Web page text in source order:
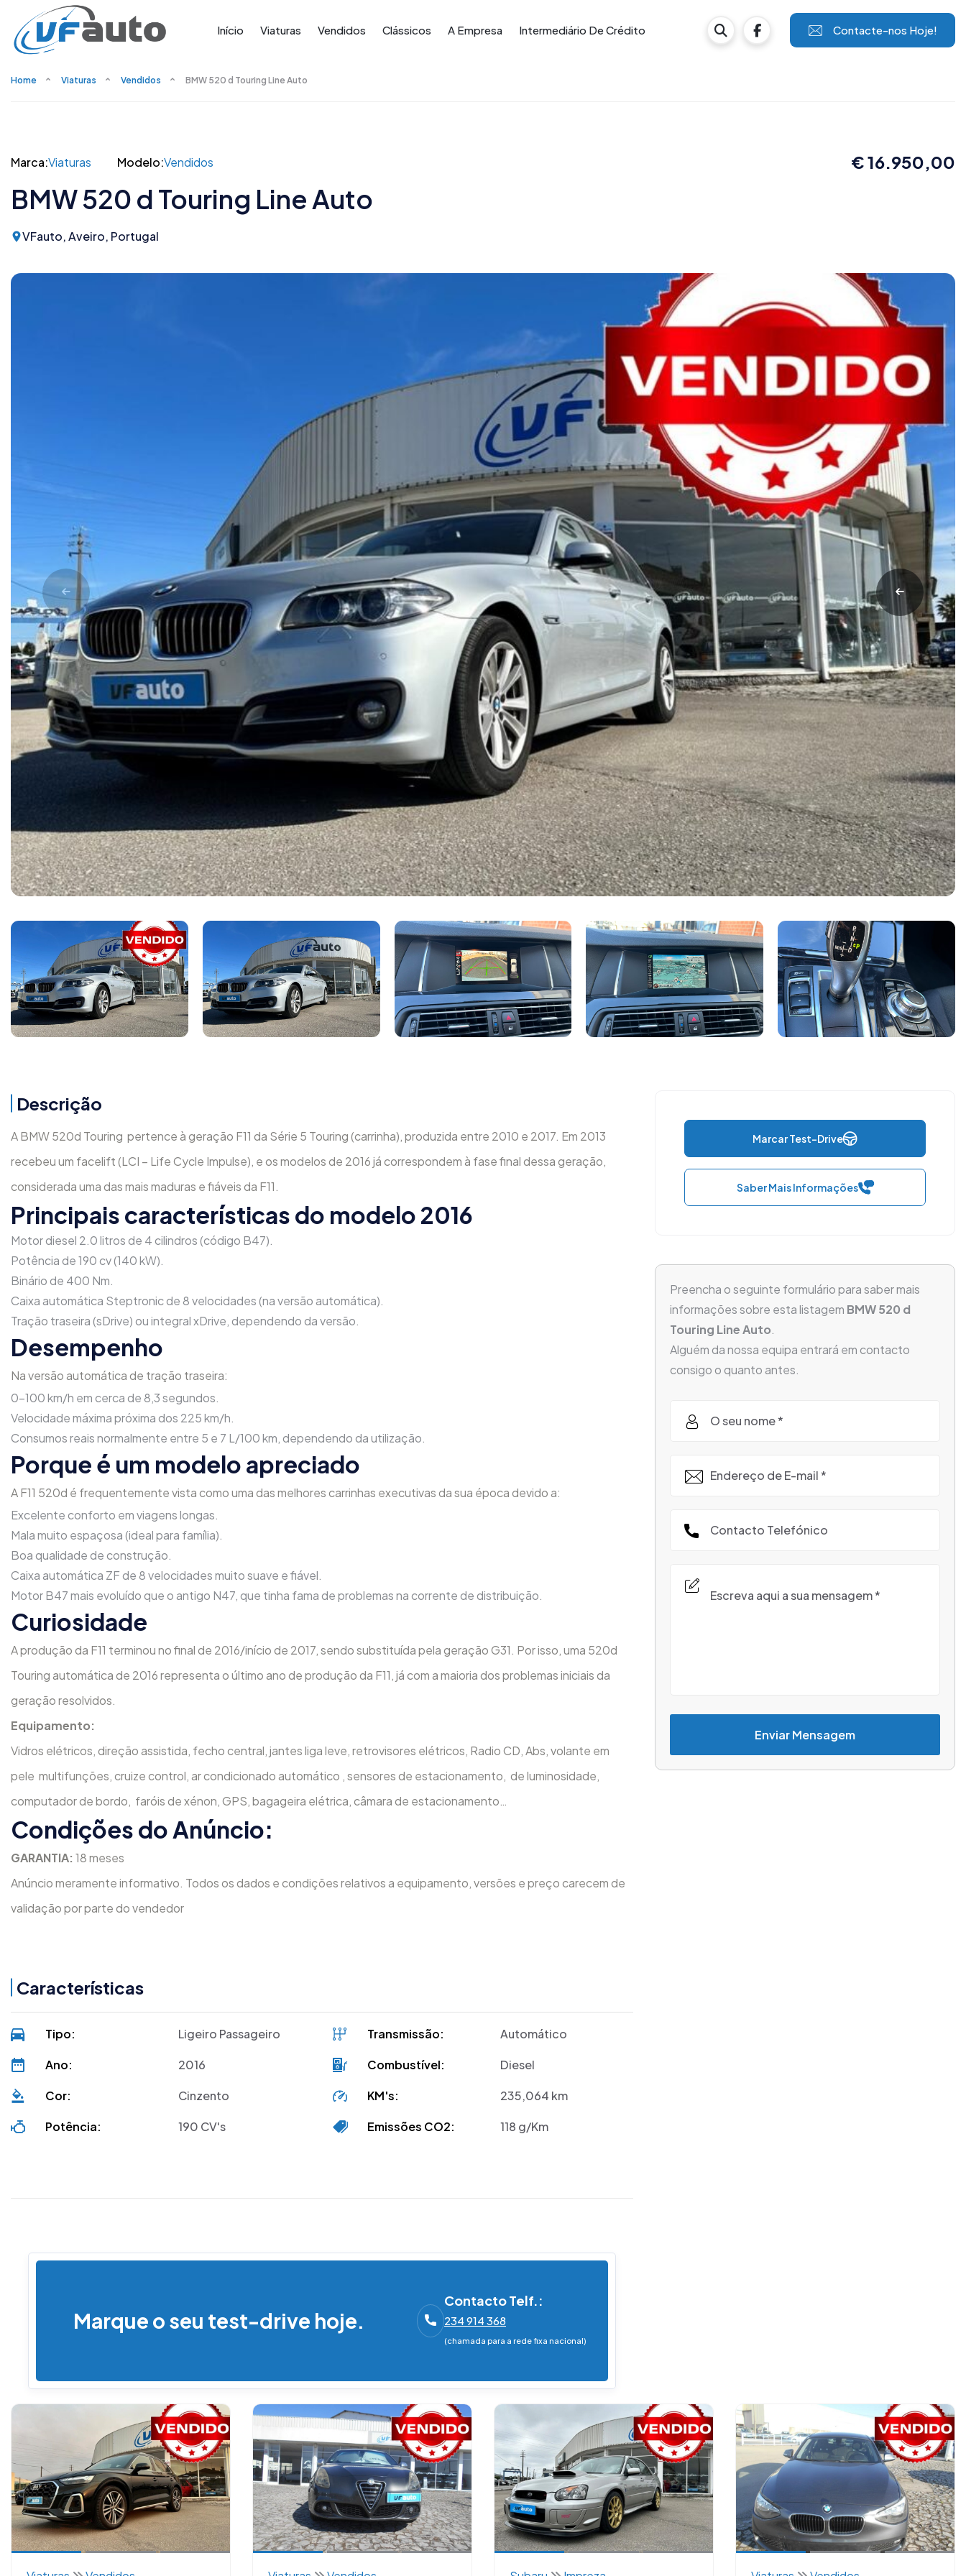
Início Viaturas Vendidos Clássicos A Empresa Intermediário De Crédito Contacte-nos Hoje!
Home Viaturas Vendidos BMW 520 d Touring Line Auto
Marca:Viaturas Modelo:Vendidos
BMW 520 d Touring Line Auto
VFauto, Aveiro, Portugal
€ 16.950,00
Descrição
ABMW 520d Touring pertence à geração F11 da Série 5 Touring (carrinha), produzida entre 2010 e 2017. Em 2013
recebeu um facelift (LCI – Life Cycle Impulse), e os modelos de 2016 já correspondem à fase final dessa geração,
considerada uma das mais maduras e fiáveis da F11.
Principais características do modelo 2016
Motor diesel 2.0 litros de 4 cilindros (código B47).
Potência de 190 cv (140 kW).
Binário de 400 Nm.
Caixa automática Steptronic de 8 velocidades (na versão automática).
Tração traseira (sDrive) ou integral xDrive, dependendo da versão.
Desempenho
Na versão automática de tração traseira:
0-100 km/h em cerca de 8,3 segundos.
Velocidade máxima próxima dos 225 km/h.
Consumos reais normalmente entre 5 e 7 L/100 km, dependendo da utilização.
Porque é um modelo apreciado
A F11 520d é frequentemente vista como uma das melhores carrinhas executivas da sua época devido a:
Excelente conforto em viagens longas.
Mala muito espaçosa (ideal para família).
Boa qualidade de construção.
Caixa automática ZF de 8 velocidades muito suave e fiável.
Motor B47 mais evoluído que o antigo N47, que tinha fama de problemas na corrente de distribuição.
Curiosidade
A produção da F11 terminou no final de 2016/início de 2017, sendo substituída pela geração G31. Por isso, uma 520d
Touring automática de 2016 representa o último ano de produção da F11, já com a maioria dos problemas iniciais da
geração resolvidos.
Equipamento:
Vidros elétricos, direção assistida, fecho central, jantes liga leve, retrovisores elétricos, Radio CD, Abs, volante em
pele multifunções, cruize control, ar condicionado automático , sensores de estacionamento, de luminosidade,
computador de bordo, faróis de xénon, GPS, bagageira elétrica, câmara de estacionamento…
Condições do Anúncio:
GARANTIA: 18 meses
Anúncio meramente informativo. Todos os dados e condições relativos a equipamento, versões e preço carecem de
validação por parte do vendedor
Características
Tipo: Ligeiro Passageiro Transmissão: Automático
Ano: 2016 Combustível: Diesel
Cor: Cinzento KM's: 235,064 km
Potência: 190 CV's Emissões CO2: 118 g/Km
Marque o seu test-drive hoje.
Contacto Telf.:
234 914 368
(chamada para a rede fixa nacional)
Marcar Test-Drive
Saber Mais Informações
Preencha o seguinte formulário para saber mais
informações sobre esta listagem BMW 520 d
Touring Line Auto.
Alguém da nossa equipa entrará em contacto
consigo o quanto antes.